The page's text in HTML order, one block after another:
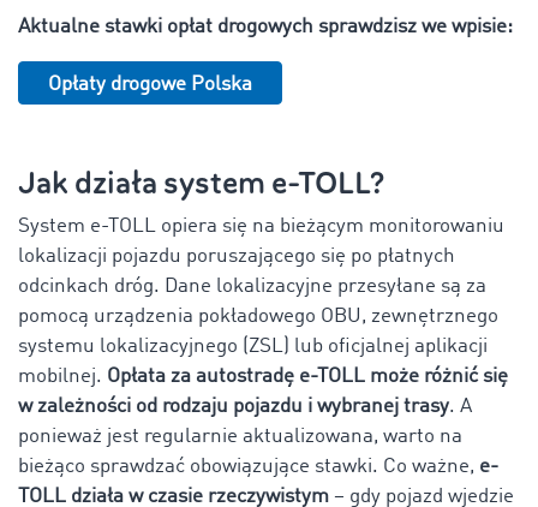
Aktualne stawki opłat drogowych sprawdzisz we wpisie:
Opłaty drogowe Polska
Jak działa system e-TOLL?
System e-TOLL opiera się na bieżącym monitorowaniu
lokalizacji pojazdu poruszającego się po płatnych
odcinkach dróg. Dane lokalizacyjne przesyłane są za
pomocą urządzenia pokładowego OBU, zewnętrznego
systemu lokalizacyjnego (ZSL) lub oficjalnej aplikacji
mobilnej. Opłata za autostradę e-TOLL może różnić się
w zależności od rodzaju pojazdu i wybranej trasy. A
ponieważ jest regularnie aktualizowana, warto na
bieżąco sprawdzać obowiązujące stawki. Co ważne, e-
TOLL działa w czasie rzeczywistym – gdy pojazd wjedzie